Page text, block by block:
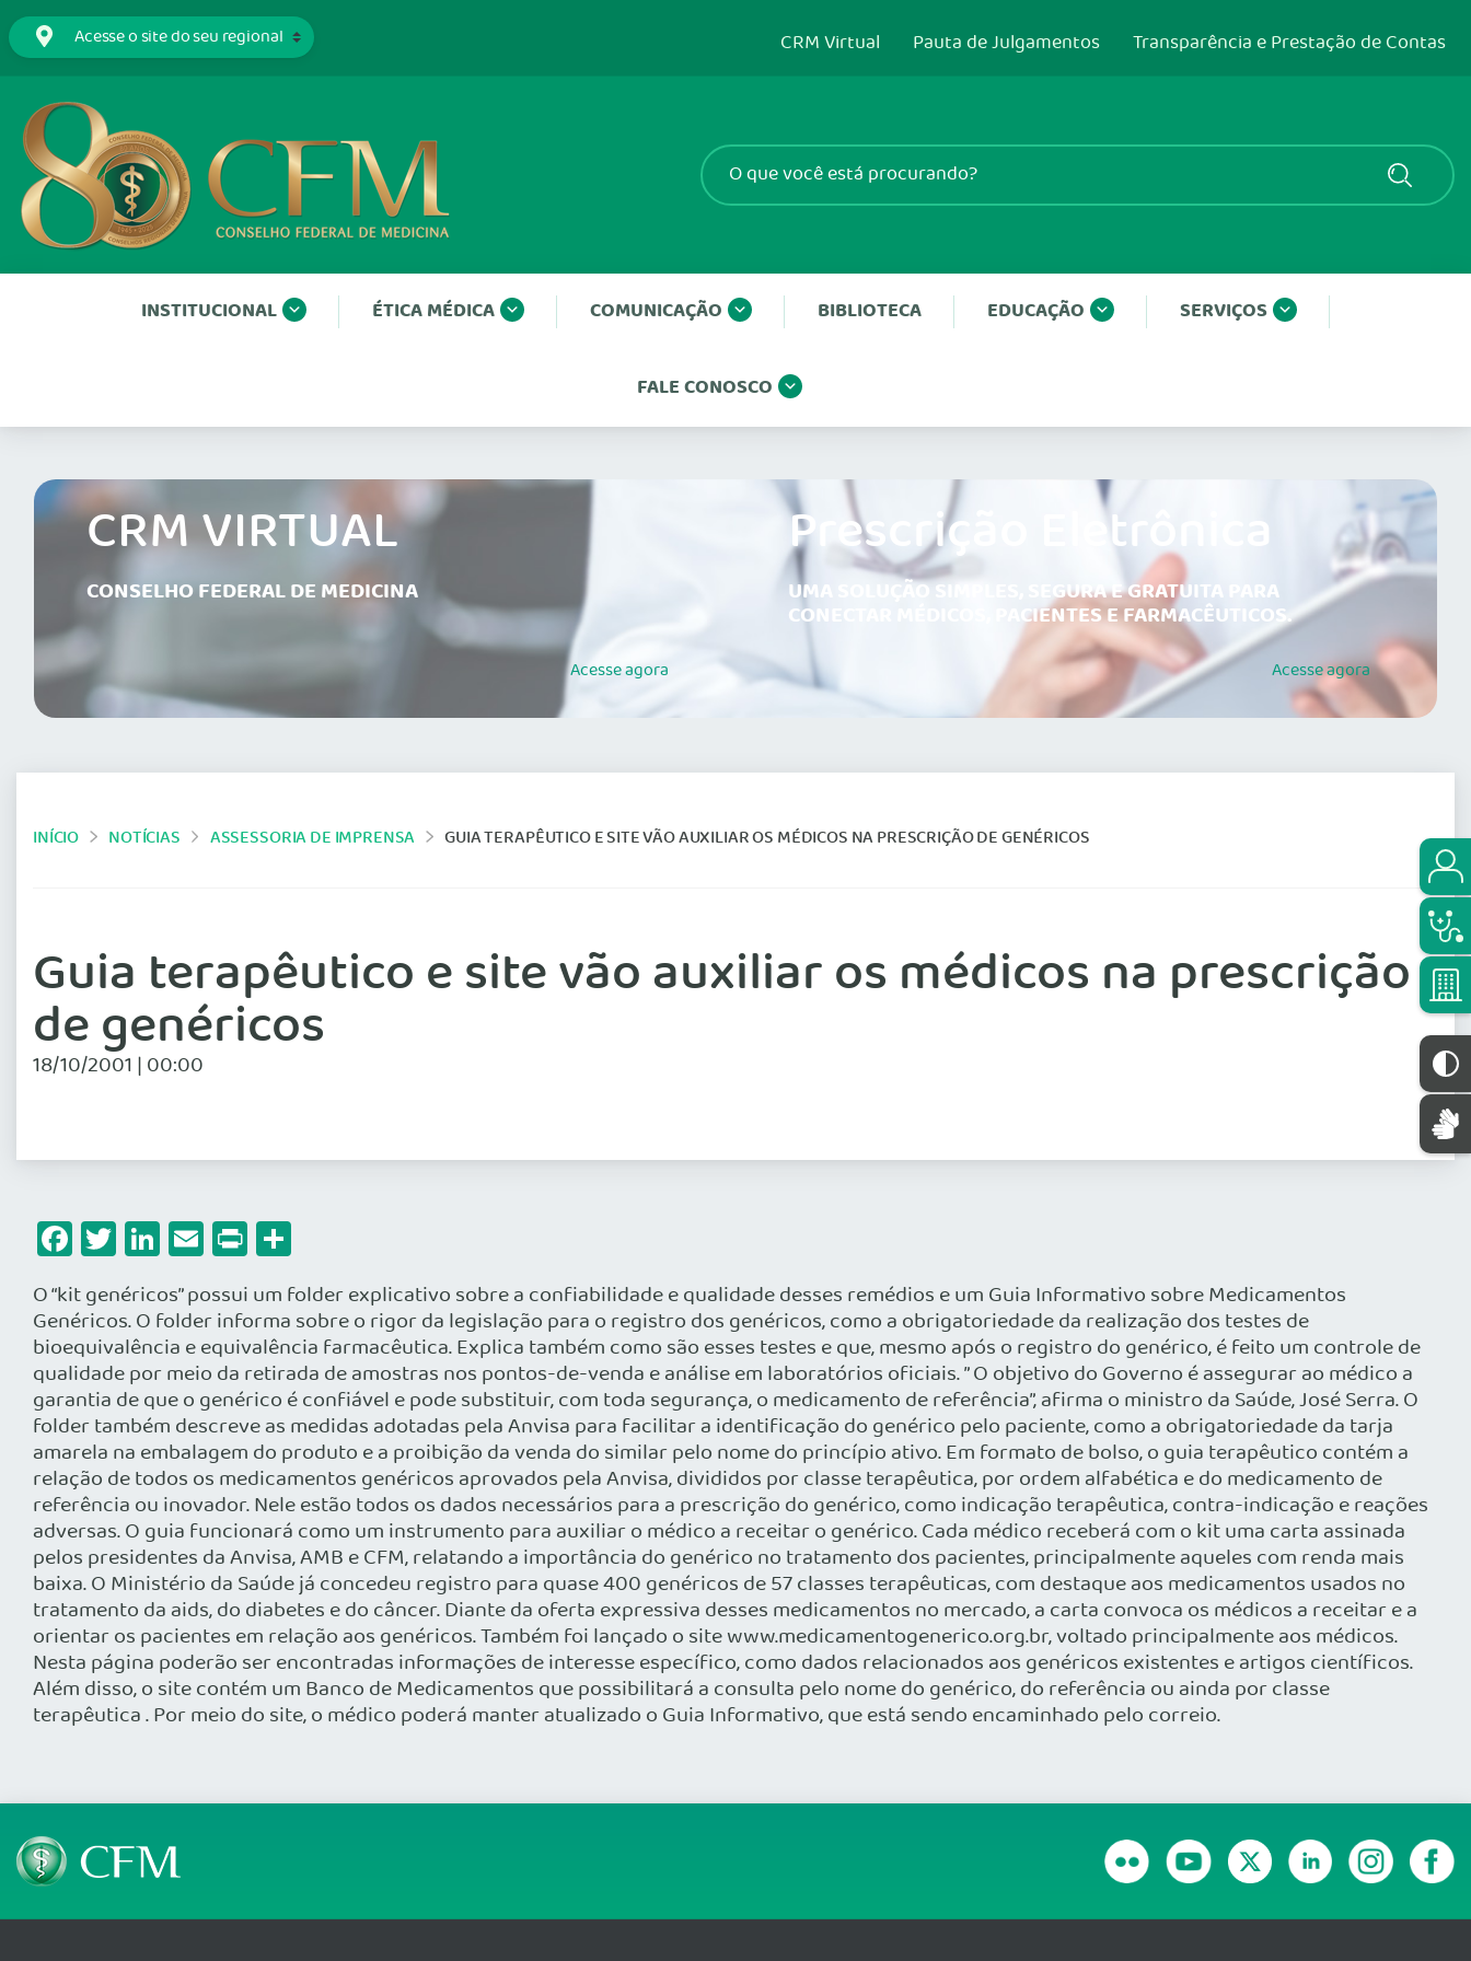
CRM Virtual Pauta de Julgamentos Transparência e Prestação de Contas
INSTITUCIONAL ÉTICA MÉDICA COMUNICAÇÃO BIBLIOTECA EDUCAÇÃO SERVIÇOS
FALE CONOSCO
CRM VIRTUAL
CONSELHO FEDERAL DE MEDICINA
Acesseagora
Prescrição Eletrônica
UMA SOLUÇÃO SIMPLES, SEGURA E GRATUITA PARA
CONECTAR MÉDICOS, PACIENTES E FARMACÊUTICOS.
Acesseagora
INÍCIO NOTÍCIAS ASSESSORIA DE IMPRENSA GUIA TERAPÊUTICO E SITE VÃO AUXILIAR OS MÉDICOS NA PRESCRIÇÃO DE GENÉRICOS
Guia terapêutico e site vão auxiliar os médicos na prescrição
de genéricos
18/10/2001 | 00:00
Facebook
Twitter
LinkedIn
Email
Print
O “kit genéricos” possui um folder explicativo sobre a confiabilidade e qualidade desses remédios e um Guia Informativo sobre Medicamentos
Genéricos. O folder informa sobre o rigor da legislação para o registro dos genéricos, como a obrigatoriedade da realização dos testes de
bioequivalência e equivalência farmacêutica. Explica também como são esses testes e que, mesmo após o registro do genérico, é feito um controle de
qualidade por meio da retirada de amostras nos pontos-de-venda e análise em laboratórios oficiais. ” O objetivo do Governo é assegurar ao médico a
garantia de que o genérico é confiável e pode substituir, com toda segurança, o medicamento de referência”, afirma o ministro da Saúde, José Serra. O
folder também descreve as medidas adotadas pela Anvisa para facilitar a identificação do genérico pelo paciente, como a obrigatoriedade da tarja
amarela na embalagem do produto e a proibição da venda do similar pelo nome do princípio ativo. Em formato de bolso, o guia terapêutico contém a
relação de todos os medicamentos genéricos aprovados pela Anvisa, divididos por classe terapêutica, por ordem alfabética e do medicamento de
referência ou inovador. Nele estão todos os dados necessários para a prescrição do genérico, como indicação terapêutica, contra-indicação e reações
adversas. O guia funcionará como um instrumento para auxiliar o médico a receitar o genérico. Cada médico receberá com o kit uma carta assinada
pelos presidentes da Anvisa, AMB e CFM, relatando a importância do genérico no tratamento dos pacientes, principalmente aqueles com renda mais
baixa. O Ministério da Saúde já concedeu registro para quase 400 genéricos de 57 classes terapêuticas, com destaque aos medicamentos usados no
tratamento da aids, do diabetes e do câncer. Diante da oferta expressiva desses medicamentos no mercado, a carta convoca os médicos a receitar e a
orientar os pacientes em relação aos genéricos. Também foi lançado o site www.medicamentogenerico.org.br, voltado principalmente aos médicos.
Nesta página poderão ser encontradas informações de interesse específico, como dados relacionados aos genéricos existentes e artigos científicos.
Além disso, o site contém um Banco de Medicamentos que possibilitará a consulta pelo nome do genérico, do referência ou ainda por classe
terapêutica . Por meio do site, o médico poderá manter atualizado o Guia Informativo, que está sendo encaminhado pelo correio.